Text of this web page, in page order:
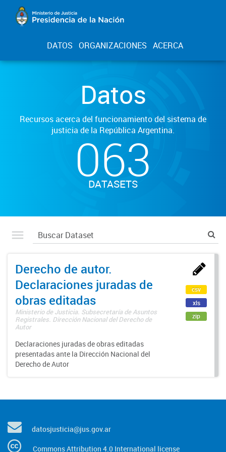
DATOS ORGANIZACIONES ACERCA
Datos
Recursos acerca del funcionamiento del sistema de
justicia de la República Argentina.
063
DATASETS
Derecho de autor.
Declaraciones juradas de
obras editadas
Ministerio de Justicia. Subsecretaría de Asuntos
Registrales. Dirección Nacional del Derecho de
Autor
Declaraciones juradas de obras editadas
presentadas ante la Dirección Nacional del
Derecho de Autor
csv
xls
zip
datosjusticia@jus.gov.ar
Commons Attribution 4.0 International license